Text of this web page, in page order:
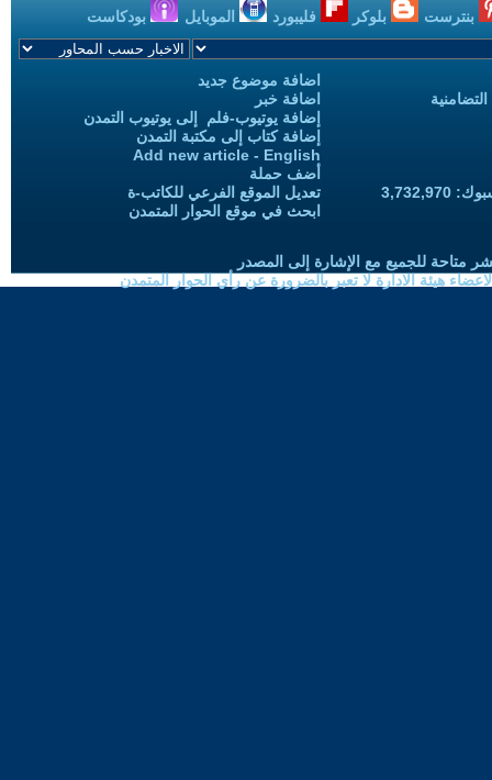
بنترست بلوكر فليبورد الموبايل بودكاست
اضافة موضوع جديد
اضافة خبر
إضافة يوتيوب-فلم إلى يوتيوب التمدن
إضافة كتاب إلى مكتبة التمدن
Add new article - English
أضف حملة
تعديل الموقع الفرعي للكاتب-ة
ابحث في موقع الحوار المتمدن
متاحة للجميع مع الإشارة إلى المصدر
هيئة الادارة لا تعبر بالضرورة عن رأي الحوار المتمدن